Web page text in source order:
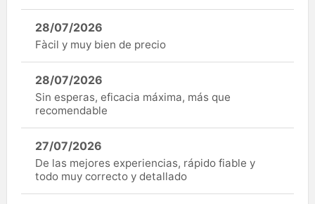
28/07/2026
Fàcil y muy bien de precio
28/07/2026
Sin esperas, eficacia máxima, más que
recomendable
27/07/2026
De las mejores experiencias, rápido fiable y
todo muy correcto y detallado